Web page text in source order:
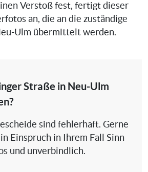
Verstoß fest, fertigt dieser
an, die an die zuständige
Ulm übermittelt werden.
Straße in Neu-Ulm
sind fehlerhaft. Gerne
Einspruch in Ihrem Fall Sinn
und unverbindlich.